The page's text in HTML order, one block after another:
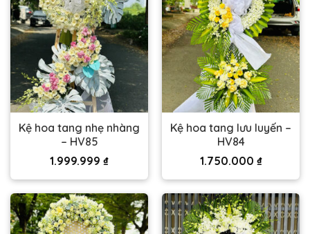
Kệ hoa tang nhẹ nhàng
– HV85
1.999.999 ₫
Kệ hoa tang lưu luyến –
HV84
1.750.000 ₫